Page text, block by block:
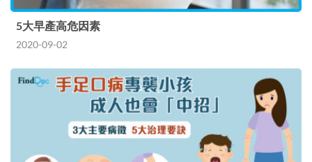
5大早產高危因素
2020-09-02